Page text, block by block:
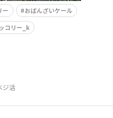
ー
おばんざいケール
コリー_k
ジ活